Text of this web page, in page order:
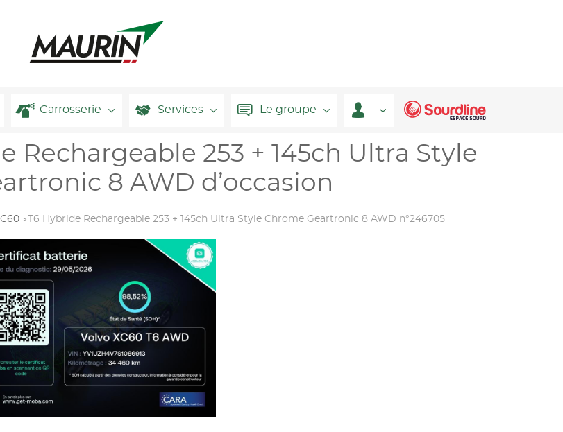
Carrosserie Services Le groupe
Rechargeable 253 + 145ch Ultra Style
8 AWD d’occasion
T6 Hybride Rechargeable 253 + 145ch Ultra Style Chrome Geartronic 8 AWD n°246705